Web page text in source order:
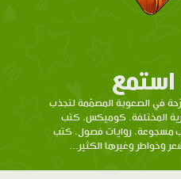
استمع
في الصعوبة المصمّمة لتجذب
المختلفة. كوميكس، كتب
مسجوعة، روايات فصول، كتب
وخواطر وغيرها الكثير...